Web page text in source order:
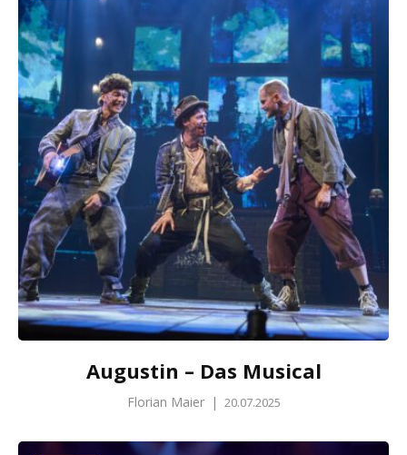
Augustin – Das Musical
Florian Maier | 20.07.2025